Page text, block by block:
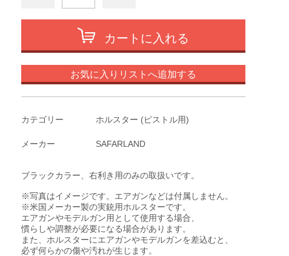
カートに入れる
お気に入りリストへ追加する
カテゴリー ホルスター (ピストル用)
メーカー SAFARLAND
ブラックカラー、右利き用のみの取扱いです。
※写真はイメージです。エアガンなどは付属しません。
※米国メーカー製の実銃用ホルスターです。
エアガンやモデルガン用として使用する場合、
慣らしや調整が必要になる場合があります。
また、ホルスターにエアガンやモデルガンを差込むと、
必ず何らかの傷や汚れが生じます。